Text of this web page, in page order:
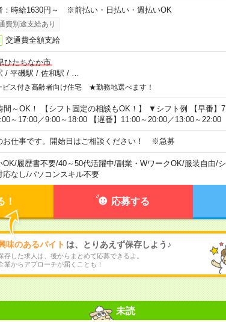
：時給1630円～ ※前払い・日払い・週払いOK
費別途支給あり
交通費全額支給
ひたちなか市
/ 平磯駅 / 佐和駅 /
ビス付き高齢者向け住宅 ★勤務地選べます！
間～OK！ 【シフト固定の相談もOK！】 ▼シフト例 【早番】
～17:00／9:00～18:00 【遅番】11:00～20:00／13:00～22:00
お仕事です。開始日はご相談ください！ ※急募
OK/履歴書不要/40～50代活躍中/副業・WワークOK/服装自由/
応なし/パソコンスキル不要
！ 応募する
味のあるバイト は、とりあえず保存しよう♪
存した求人は、後からまとめて応募できるよ。
業からアプローチが届くことも！
未読